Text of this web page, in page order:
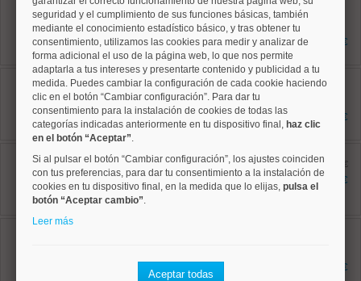
Ref: 50004610
45 m²
0 dormitorios
1 baños
1.700 €
Centro, Cortes
Ref: 50004796
139 m²
3 dormitorios
3 baños
3.300 €
Ref: 50004664
67 m²
2 dormitorios
1 baños
antes 1.850 €
1.750 €
2 dormitorios
2 baños
2.550 €
seguridad y el cumplimiento de sus funciones básicas, también
mediante el conocimiento estadístico básico, y tras obtener tu
consentimiento, utilizamos las cookies para medir y analizar de
forma adicional el uso de la página web, lo que nos permite
adaptarla a tus intereses y presentarte contenido y publicidad a tu
medida. Puedes cambiar la configuración de cada cookie haciendo
clic en el botón “Cambiar configuración”. Para dar tu
consentimiento para la instalación de cookies de todas las
categorías indicadas anteriormente en tu dispositivo final, haz clic
en el botón “Aceptar”.
Si al pulsar el botón “Cambiar configuración”, los ajustes coinciden
con tus preferencias, para dar tu consentimiento a la instalación de
cookies en tu dispositivo final, en la medida que lo elijas, pulsa el
botón “Aceptar cambio”.
Leer más
Aceptar todas